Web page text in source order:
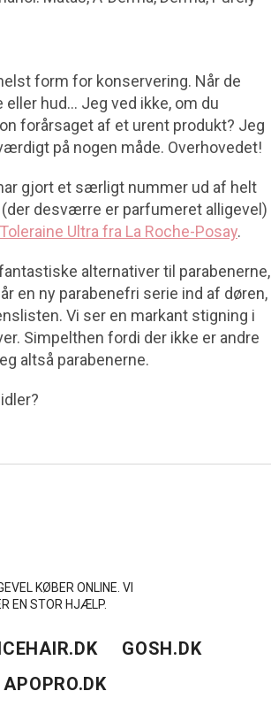
form for konservering. Når de
hud… Jeg ved ikke, om du
forårsaget af et urent produkt? Jeg
på nogen måde. Overhovedet!
gjort et særligt nummer ud af helt
(der desværre er parfumeret alligevel)
Toleraine Ultra fra La Roche-Posay.
alternativer til parabenerne,
en ny parabenefri serie ind af døren,
Vi ser en markant stigning i
Simpelthen fordi der ikke er andre
altså parabenerne.
KØBER ONLINE. VI
EN STOR HJÆLP.
GOSH.DK
APOPRO.DK